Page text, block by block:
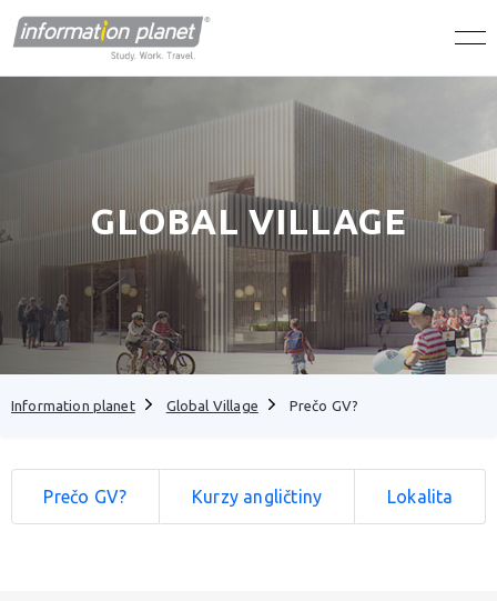
GLOBAL VILLAGE
Information planet Global Village Prečo GV?
Prečo GV? Kurzy angličtiny Lokalita